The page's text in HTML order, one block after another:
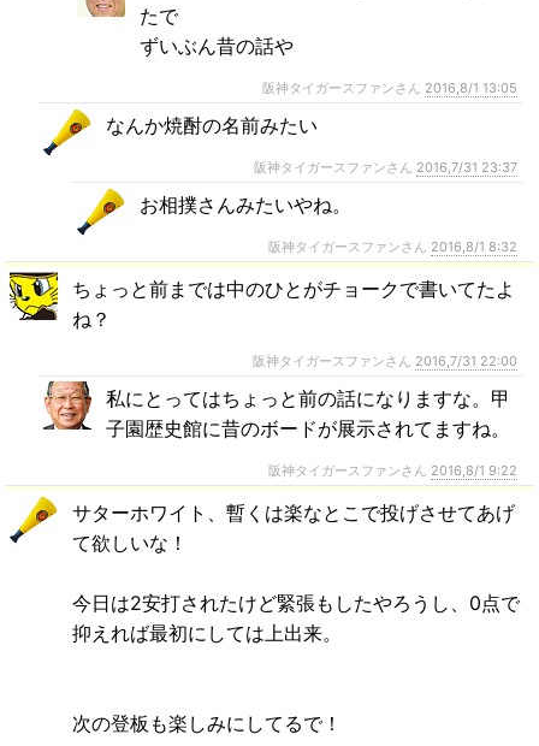
たで
ずいぶん昔の話や
阪神タイガースファンさん 2016,8/1 13:05
なんか焼酎の名前みたい
阪神タイガースファンさん 2016,7/31 23:37
お相撲さんみたいやね。
阪神タイガースファンさん 2016,8/1 8:32
ちょっと前までは中のひとがチョークで書いてたよ
ね？
阪神タイガースファンさん 2016,7/31 22:00
私にとってはちょっと前の話になりますな。甲
子園歴史館に昔のボードが展示されてますね。
阪神タイガースファンさん 2016,8/1 9:22
サターホワイト、暫くは楽なとこで投げさせてあげ
て欲しいな！
今日は2安打されたけど緊張もしたやろうし、0点で
抑えれば最初にしては上出来。
次の登板も楽しみにしてるで！